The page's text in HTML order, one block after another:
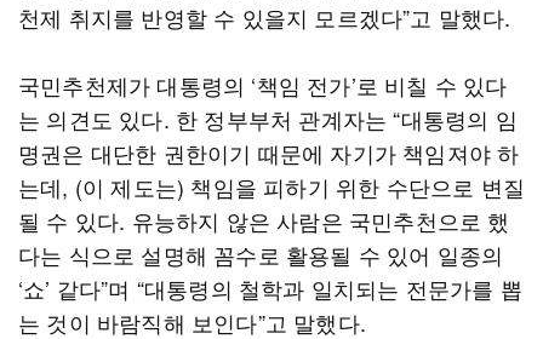
천제 취지를 반영할 수 있을지 모르겠다”고 말했다.
국민추천제가 대통령의 ‘책임 전가’로 비칠 수 있다
는 의견도 있다. 한 정부부처 관계자는 “대통령의 임
명권은 대단한 권한이기 때문에 자기가 책임져야 하
는데, (이 제도는) 책임을 피하기 위한 수단으로 변질
될 수 있다. 유능하지 않은 사람은 국민추천으로 했
다는 식으로 설명해 꼼수로 활용될 수 있어 일종의
‘쇼’ 같다”며 “대통령의 철학과 일치되는 전문가를 뽑
는 것이 바람직해 보인다”고 말했다.